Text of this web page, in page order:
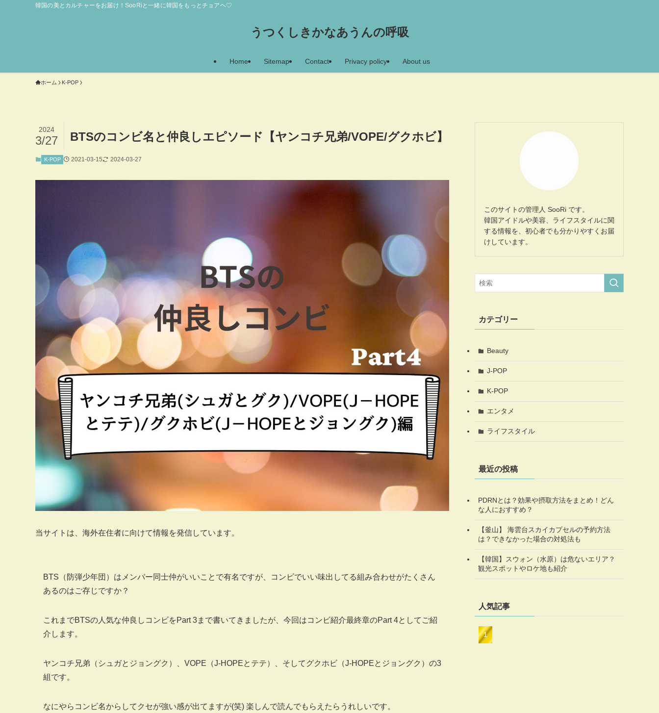
韓国の美とカルチャーをお届け！SooRiと一緒に韓国をもっとチョアヘ♡
うつくしきかなあうんの呼吸
Home Sitemap Contact Privacy policy About us
ホーム K-POP
BTSのコンビ名と仲良しエピソード【ヤンコチ兄弟/VOPE/グクホビ】
2024
3/27
K-POP 2021-03-15 2024-03-27
当サイトは、海外在住者に向けて情報を発信しています。
BTS（防弾少年団）はメンバー同士仲がいいことで有名ですが、コンビでいい味出してる組み合わせがたくさん
あるのはご存じですか？
これまでBTSの人気な仲良しコンビをPart 3まで書いてきましたが、今回はコンビ紹介最終章のPart 4としてご紹
介します。
ヤンコチ兄弟（シュガとジョングク）、VOPE（J-HOPEとテテ）、そしてグクホビ（J-HOPEとジョングク）の3
組です。
なにやらコンビ名からしてクセが強い感が出てますが(笑) 楽しんで読んでもらえたらうれしいです。
このサイトの管理人 SooRi です。
韓国アイドルや美容、ライフスタイルに関
する情報を、初心者でも分かりやすくお届
けしています。
カテゴリー
Beauty
J-POP
K-POP
エンタメ
ライフスタイル
最近の投稿
PDRNとは？効果や摂取方法をまとめ！どん
な人におすすめ？
【釜山】 海雲台スカイカプセルの予約方法
は？できなかった場合の対処法も
【韓国】スウォン（水原）は危ないエリア？
観光スポットやロケ地も紹介
人気記事